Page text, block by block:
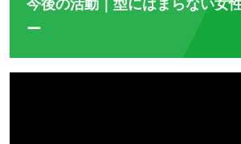
今後の活動｜型にはまらない女
ー